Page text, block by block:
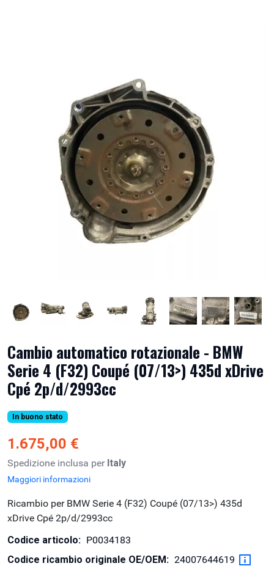
Cambio automatico rotazionale - BMW
Serie 4 (F32) Coupé (07/13>) 435d xDrive
Cpé 2p/d/2993cc
In buono stato
1.675,00 €
Spedizione inclusa per Italy
Maggiori informazioni
Ricambio per BMW Serie 4 (F32) Coupé (07/13>) 435d
xDrive Cpé 2p/d/2993cc
Codice articolo: P0034183
Codice ricambio originale OE/OEM: 24007644619